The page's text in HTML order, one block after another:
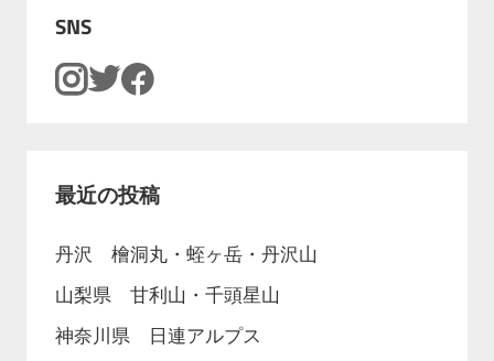
SNS
最近の投稿
丹沢 檜洞丸・蛭ヶ岳・丹沢山
山梨県 甘利山・千頭星山
神奈川県 日連アルプス